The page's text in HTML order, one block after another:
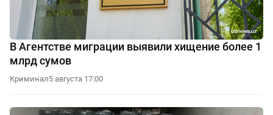
В Агентстве миграции выявили хищение более 1
млрд сумов
Криминал5 августа 17:00